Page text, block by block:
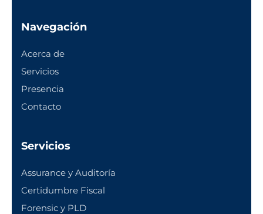
Navegación
Acerca de
Servicios
Presencia
Contacto
Servicios
Assurance y Auditoría
Certidumbre Fiscal
Forensic y PLD